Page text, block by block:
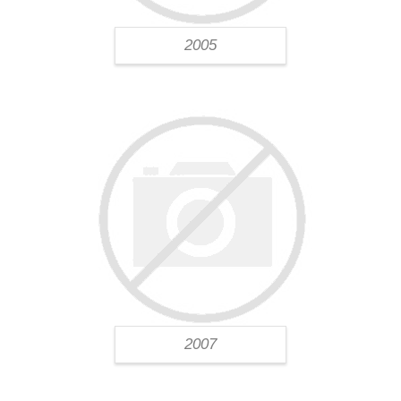
2005
2007